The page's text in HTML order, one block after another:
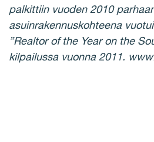
palkittiin vuoden 2010
asuinrakennuskohteena
”Realtor of the Year on the
kilpailussa vuonna 2011.